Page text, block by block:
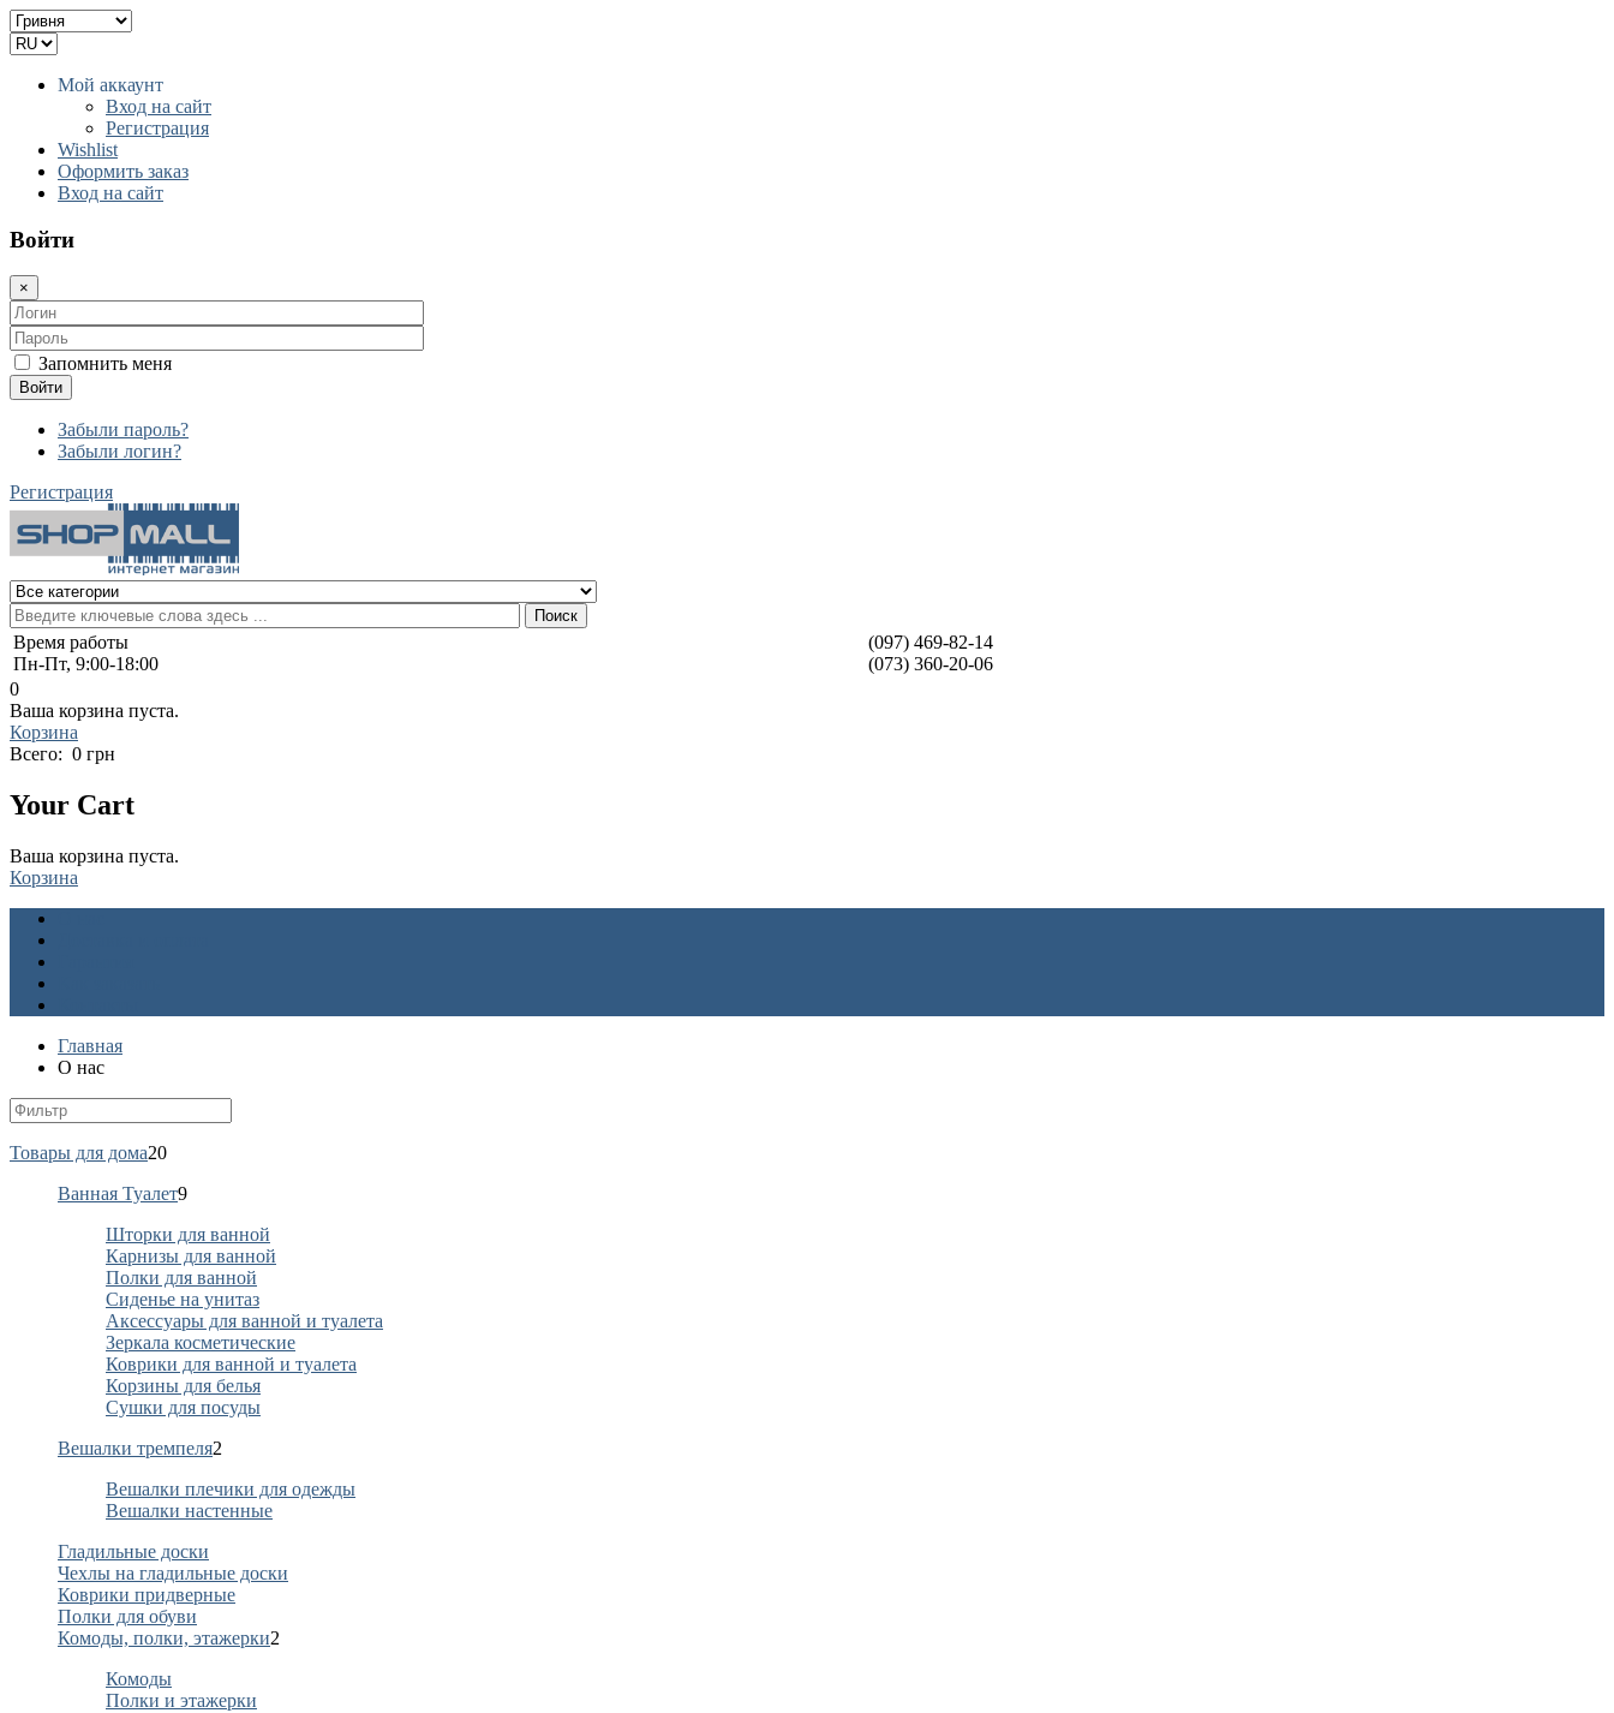
Мой аккаунт
Вход на сайт
Регистрация
Wishlist
Оформить заказ
Вход на сайт
Войти
×
Запомнить меня
Войти
Забыли пароль?
Забыли логин?
Регистрация
Поиск
Время работы
Пн-Пт, 9:00-18:00
(097) 469-82-14
(073) 360-20-06
0
Ваша корзина пуста.
Корзина
Всего: 0 грн
Your Cart
Ваша корзина пуста.
Корзина
Главная
О нас
Товары для дома20
Ванная Туалет9
Шторки для ванной
Карнизы для ванной
Полки для ванной
Сиденье на унитаз
Аксессуары для ванной и туалета
Зеркала косметические
Коврики для ванной и туалета
Корзины для белья
Сушки для посуды
Вешалки тремпеля2
Вешалки плечики для одежды
Вешалки настенные
Гладильные доски
Чехлы на гладильные доски
Коврики придверные
Полки для обуви
Комоды, полки, этажерки2
Комоды
Полки и этажерки